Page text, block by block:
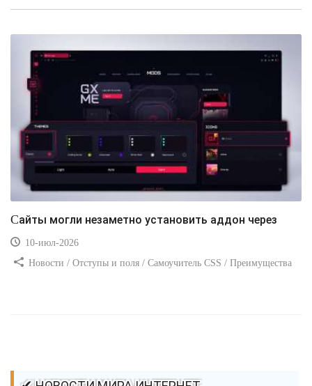
Сайты могли незаметно установить аддон через
10-июл-2026
Новости / Отступы и поля / Самоучитель CSS / Преимущества